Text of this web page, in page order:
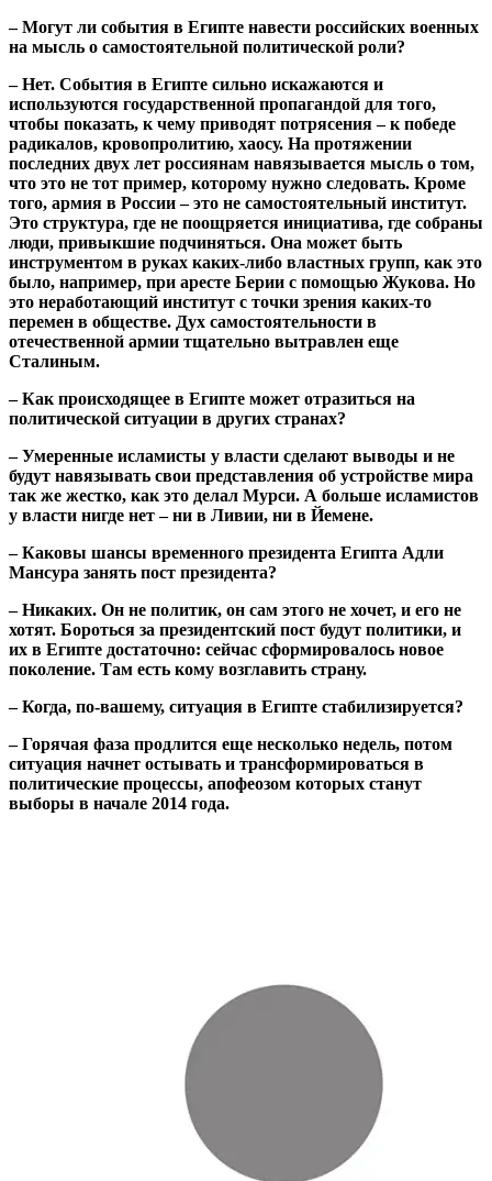
– Могут ли события в Египте навести российских военных
на мысль о самостоятельной политической роли?
– Нет. События в Египте сильно искажаются и
используются государственной пропагандой для того,
чтобы показать, к чему приводят потрясения – к победе
радикалов, кровопролитию, хаосу. На протяжении
последних двух лет россиянам навязывается мысль о том,
что это не тот пример, которому нужно следовать. Кроме
того, армия в России – это не самостоятельный институт.
Это структура, где не поощряется инициатива, где собраны
люди, привыкшие подчиняться. Она может быть
инструментом в руках каких-либо властных групп, как это
было, например, при аресте Берии с помощью Жукова. Но
это неработающий институт с точки зрения каких-то
перемен в обществе. Дух самостоятельности в
отечественной армии тщательно вытравлен еще
Сталиным.
– Как происходящее в Египте может отразиться на
политической ситуации в других странах?
– Умеренные исламисты у власти сделают выводы и не
будут навязывать свои представления об устройстве мира
так же жестко, как это делал Мурси. А больше исламистов
у власти нигде нет – ни в Ливии, ни в Йемене.
– Каковы шансы временного президента Египта Адли
Мансура занять пост президента?
– Никаких. Он не политик, он сам этого не хочет, и его не
хотят. Бороться за президентский пост будут политики, и
их в Египте достаточно: сейчас сформировалось новое
поколение. Там есть кому возглавить страну.
– Когда, по-вашему, ситуация в Египте стабилизируется?
– Горячая фаза продлится еще несколько недель, потом
ситуация начнет остывать и трансформироваться в
политические процессы, апофеозом которых станут
выборы в начале 2014 года.